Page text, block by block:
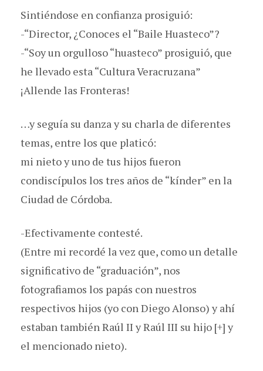
Sintiéndose en confianza prosiguió:
-“Director, ¿Conoces el “Baile Huasteco”?
-“Soy un orgulloso “huasteco” prosiguió, que
he llevado esta “Cultura Veracruzana”
¡Allende las Fronteras!
…y seguía su danza y su charla de diferentes
temas, entre los que platicó:
mi nieto y uno de tus hijos fueron
condiscípulos los tres años de “kínder” en la
Ciudad de Córdoba.
-Efectivamente contesté.
(Entre mi recordé la vez que, como un detalle
significativo de “graduación”, nos
fotografiamos los papás con nuestros
respectivos hijos (yo con Diego Alonso) y ahí
estaban también Raúl II y Raúl III su hijo [+] y
el mencionado nieto).